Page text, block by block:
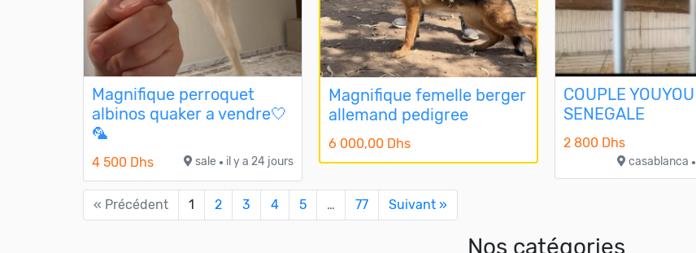
Magnifique perroquet
albinos quaker a vendre🤍
🦜
4 500 Dhs sale ● il y a 24 jours
Magnifique femelle berger
allemand pedigree
6 000,00 Dhs
COUPLE YOUYOU
SENEGALE
2 800 Dhs
casablanca ●
« Précédent 1 2 3 4 5 … 77 Suivant »
Nos catégories